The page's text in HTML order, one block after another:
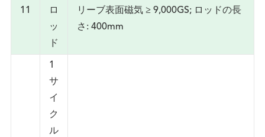
11
ロ
ッ
ド
リーブ表面磁気 ≥ 9,000GS; ロッドの長
さ: 400mm
1
サ
イ
ク
ル